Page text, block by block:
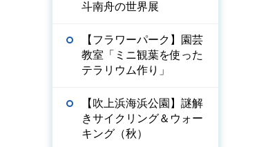
斗南舟の世界展
【フラワーパーク】園芸
教室「ミニ観葉を使った
テラリウム作り」
【吹上浜海浜公園】謎解
きサイクリング＆ウォー
キング（秋）